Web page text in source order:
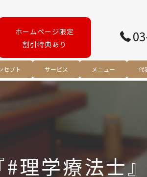
ホームページ限定
割引特典あり
セプト サービス メニュー 代
理学療法士